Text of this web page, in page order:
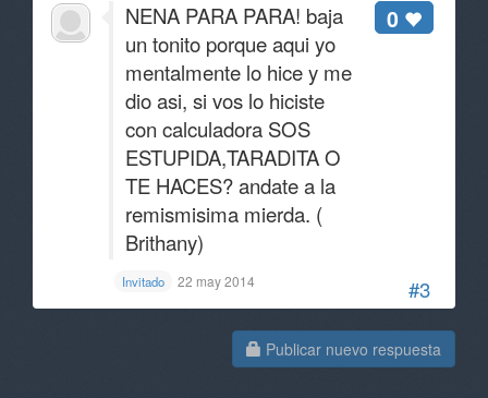
#3
0
NENA PARA PARA! baja
un tonito porque aqui yo
mentalmente lo hice y me
dio asi, si vos lo hiciste
con calculadora SOS
ESTUPIDA,TARADITA O
TE HACES? andate a la
remismisima mierda. (
Brithany)
Invitado 22 may 2014
Publicar nuevo respuesta